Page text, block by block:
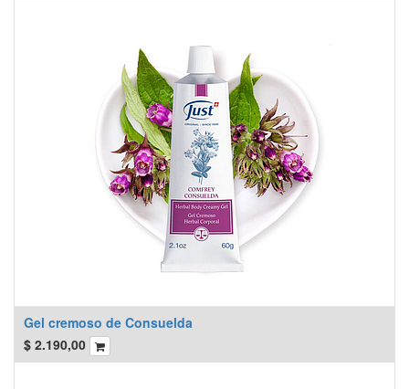
Gel cremoso de Consuelda
$ 2.190,00